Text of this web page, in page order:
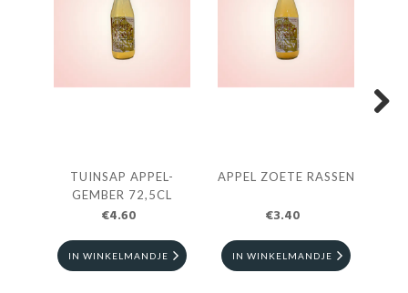
TUINSAP APPEL-
GEMBER 72,5CL
€4.60
IN WINKELMANDJE
APPEL ZOETE RASSEN
€3.40
IN WINKELMANDJE